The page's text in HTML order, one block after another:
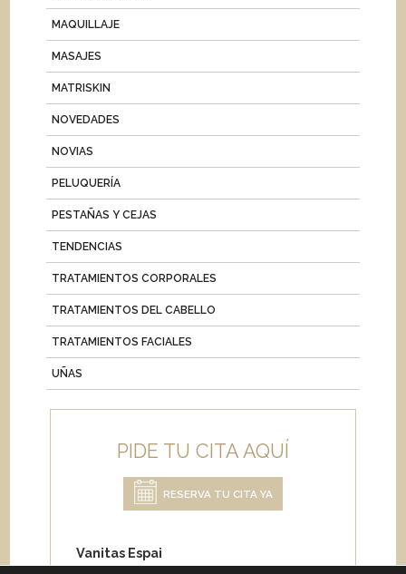
MAQUILLAJE
MASAJES
MATRISKIN
NOVEDADES
NOVIAS
PELUQUERÍA
PESTAÑAS Y CEJAS
TENDENCIAS
TRATAMIENTOS CORPORALES
TRATAMIENTOS DEL CABELLO
TRATAMIENTOS FACIALES
UÑAS
PIDE TU CITA AQUÍ
RESERVA TU CITA YA
Vanitas Espai
Carrer de Paris 204